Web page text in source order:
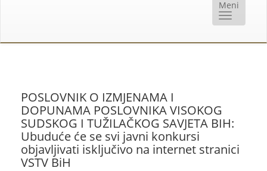
POSLOVNIK O IZMJENAMA I
DOPUNAMA POSLOVNIKA VISOKOG
SUDSKOG I TUŽILAČKOG SAVJETA BIH:
Ubuduće će se svi javni konkursi
objavljivati isključivo na internet stranici
VSTV BiH